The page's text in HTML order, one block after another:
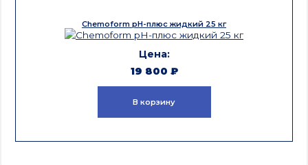
Chemoform pH-плюс жидкий 25 кг
19 800 ₽
В корзину